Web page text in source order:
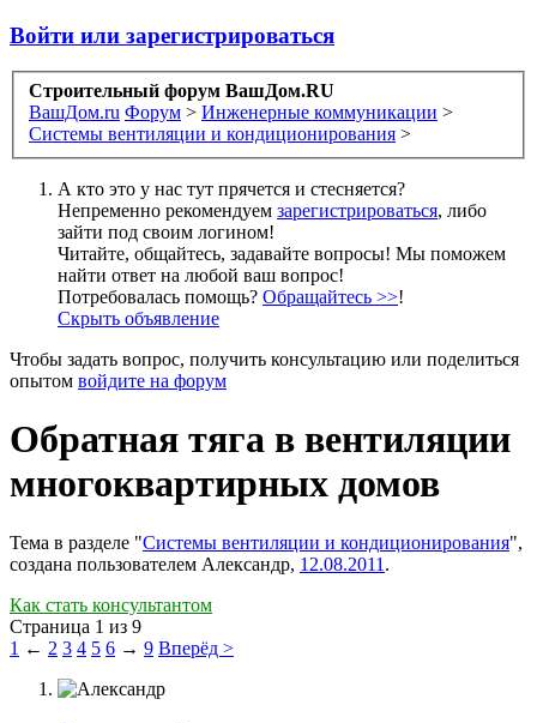
Войти или зарегистрироваться
Строительный форум ВашДом.RU
ВашДом.ru Форум > Инженерные коммуникации >
Системы вентиляции и кондиционирования >
А кто это у нас тут прячется и стесняется?
Непременно рекомендуем зарегистрироваться, либо
зайти под своим логином!
Читайте, общайтесь, задавайте вопросы! Мы поможем
найти ответ на любой ваш вопрос!
Потребовалась помощь? Обращайтесь >>!
Скрыть объявление
Чтобы задать вопрос, получить консультацию или поделиться
опытом войдите на форум
Обратная тяга в вентиляции
многоквартирных домов
Тема в разделе "Системы вентиляции и кондиционирования",
создана пользователем Александр, 12.08.2011 .
Как стать консультантом
Страница 1 из 9
1 ← 2 3 4 5 6 → 9 Вперёд >